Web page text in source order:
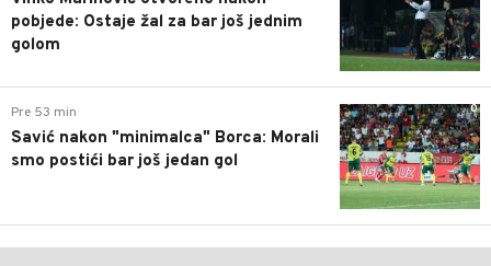
pobjede: Ostaje žal za bar još jednim
golom
0
Pre 53 min
Savić nakon "minimalca" Borca: Morali
smo postići bar još jedan gol